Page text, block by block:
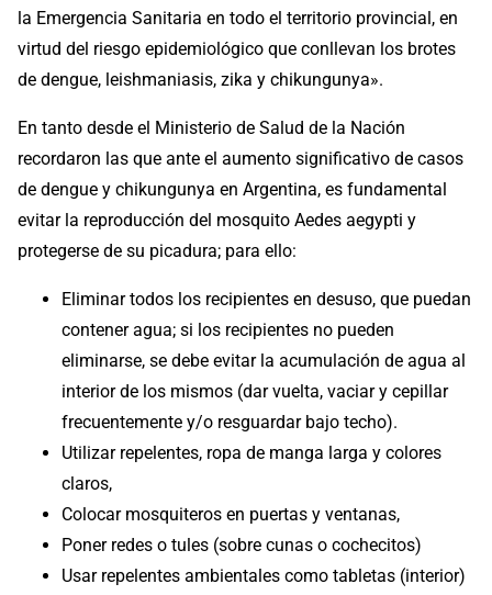
la Emergencia Sanitaria en todo el territorio provincial, en
virtud del riesgo epidemiológico que conllevan los brotes
de dengue, leishmaniasis, zika y chikungunya».
En tanto desde el Ministerio de Salud de la Nación
recordaron las que ante el aumento significativo de casos
de dengue y chikungunya en Argentina, es fundamental
evitar la reproducción del mosquito Aedes aegypti y
protegerse de su picadura; para ello:
Eliminar todos los recipientes en desuso, que puedan
contener agua; si los recipientes no pueden
eliminarse, se debe evitar la acumulación de agua al
interior de los mismos (dar vuelta, vaciar y cepillar
frecuentemente y/o resguardar bajo techo).
Utilizar repelentes, ropa de manga larga y colores
claros,
Colocar mosquiteros en puertas y ventanas,
Poner redes o tules (sobre cunas o cochecitos)
Usar repelentes ambientales como tabletas (interior)